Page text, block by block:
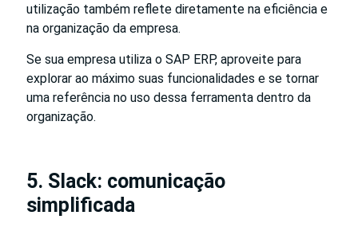
utilização também reflete diretamente na eficiência e
na organização da empresa.
Se sua empresa utiliza o SAP ERP, aproveite para
explorar ao máximo suas funcionalidades e se tornar
uma referência no uso dessa ferramenta dentro da
organização.
5. Slack: comunicação
simplificada